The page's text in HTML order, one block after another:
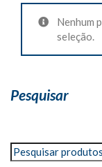
Nenhum
seleção.
Pesquisar